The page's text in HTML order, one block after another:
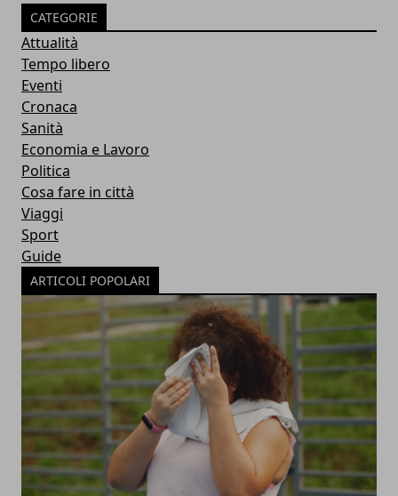
CATEGORIE
Attualità
Tempo libero
Eventi
Cronaca
Sanità
Economia e Lavoro
Politica
Cosa fare in città
Viaggi
Sport
Guide
ARTICOLI POPOLARI